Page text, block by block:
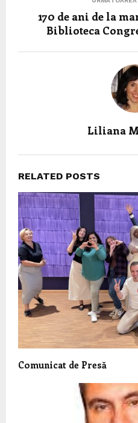
170 de ani de la
Biblioteca
Liliana
RELATED POSTS
Comunicat de Presă